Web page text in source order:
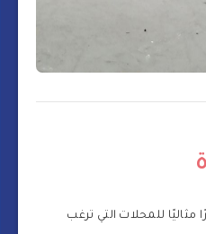
مثاليًا للمحلات التي ترغب